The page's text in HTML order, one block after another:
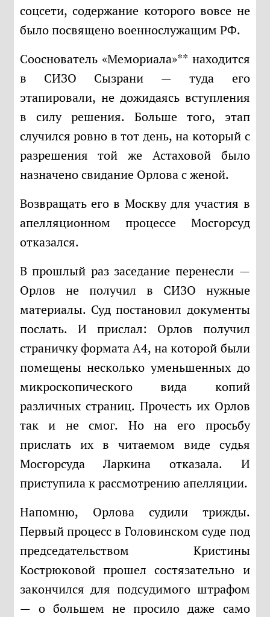
соцсети, содержание которого вовсе не
было посвящено военнослужащим РФ.
Сооснователь «Мемориала»** находится
в СИЗО Сызрани — туда его
этапировали, не дожидаясь вступления
в силу решения. Больше того, этап
случился ровно в тот день, на который с
разрешения той же Астаховой было
назначено свидание Орлова с женой.
Возвращать его в Москву для участия в
апелляционном процессе Мосгорсуд
отказался.
В прошлый раз заседание перенесли —
Орлов не получил в СИЗО нужные
материалы. Суд постановил документы
послать. И прислал: Орлов получил
страничку формата А4, на которой были
помещены несколько уменьшенных до
микроскопического вида копий
различных страниц. Прочесть их Орлов
так и не смог. Но на его просьбу
прислать их в читаемом виде судья
Мосгорсуда Ларкина отказала. И
приступила к рассмотрению апелляции.
Напомню, Орлова судили трижды.
Первый процесс в Головинском суде под
председательством Кристины
Кострюковой прошел состязательно и
закончился для подсудимого штрафом
— о большем не просило даже само